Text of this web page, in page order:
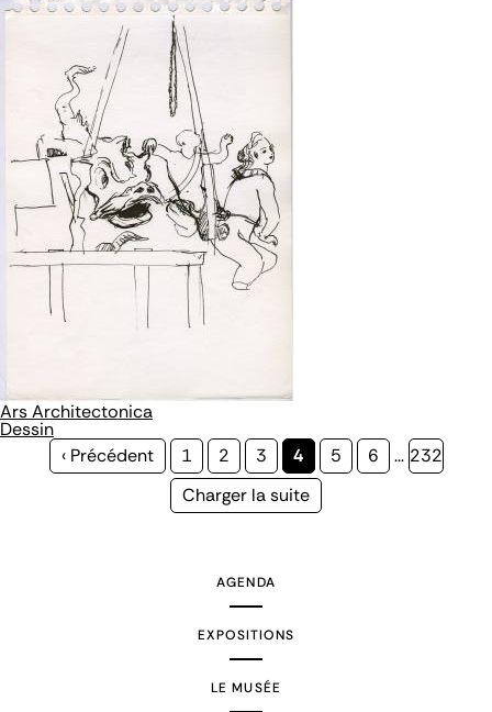
Ars Architectonica
Dessin
Page
‹ Précédent Page
1 Page
2 Page
3
Page
courante
4 Page
5 Page
6 … Page
232
Page
Charger la suite
AGENDA
EXPOSITIONS
LE MUSÉE